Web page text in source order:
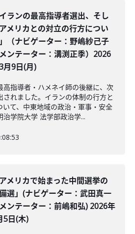
イランの最高指導者選出、そし
メリカとの対立の行方につい
（ナビゲーター：野嶋紗己子
ンテーター：溝渕正季）2026
月9日(月)
高指導者・ハメネイ師の後継に、次
されました。イランの体制の行方と
いて、中東地域の政治・軍事・安全
学院大学 法学部政治学...
アメリカで始まった中間選挙の
選」(ナビゲーター：武田真一
ンテーター：前嶋和弘) 2026年
5日(木)